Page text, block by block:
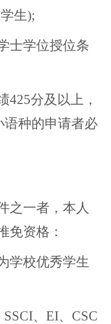
生);
学位授位条
分及以上，
语种的申请者必
一者，本人
免资格：
校优秀学生
、EI、CSC